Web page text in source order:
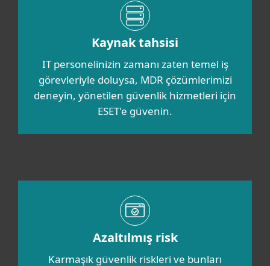
Kaynak tahsisi
IT personelinizin zamanı zaten temel iş
görevleriyle doluysa, MDR çözümlerimizi
deneyin, yönetilen güvenlik hizmetleri için
ESET'e güvenin.
Azaltılmış risk
Karmaşık güvenlik riskleri ve bunları